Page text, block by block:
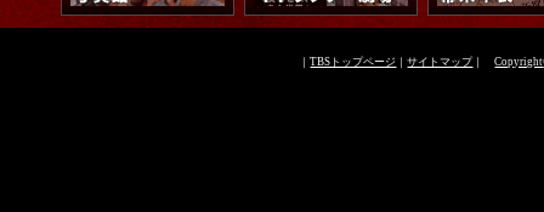
｜TBSトップページ ｜サイトマップ｜ Copyright